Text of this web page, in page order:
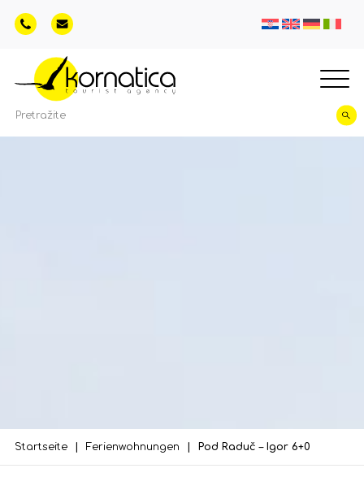
Startseite Ferienwohnungen Pod Raduč – Igor 6+0